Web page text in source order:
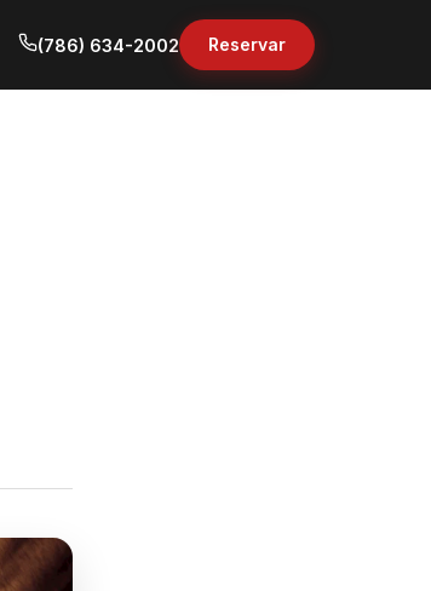
(786) 634-2002 Reservar